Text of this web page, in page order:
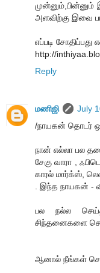
அளவிற்கு இவை
எப்படி
http://
Reply
மணிஜி
July
/நாயகன் தொடர்
நான் எல்லா பல
சேகு வாரா ,
காரல் மார்க்ஸ்,
. இந்த நாயகன் -
பல நல்ல
சிந்தனைகளை
ஆனால் நீங்கள்